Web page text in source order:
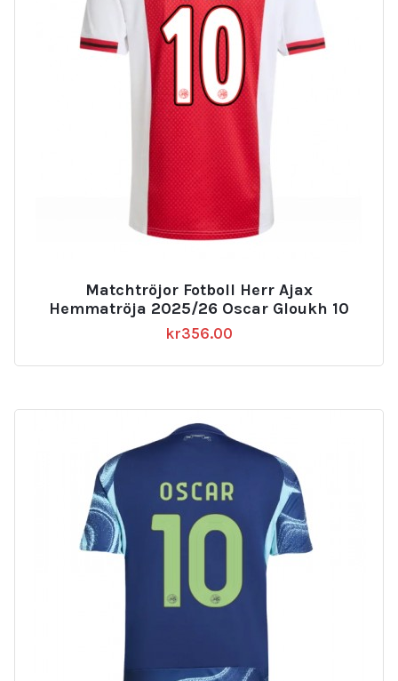
Matchtröjor Fotboll Herr Ajax
Hemmatröja 2025/26 Oscar Gloukh 10
kr356.00